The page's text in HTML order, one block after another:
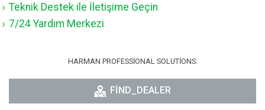
Teknik Destek ile İletişime Geçin
7/24 Yardım Merkezi
HARMAN PROFESSIONAL SOLUTIONS:
FIND_DEALER